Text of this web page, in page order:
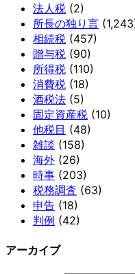
法人税 (2)
所長の独り言
相続税 (457)
贈与税 (90)
所得税 (110)
消費税 (18)
酒税法 (5)
固定資産税 (10)
他税目 (48)
雑談 (158)
海外 (26)
時事 (203)
税務調査 (63)
申告 (18)
判例 (42)
アーカイブ